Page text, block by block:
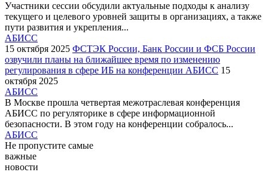
Участники сессии обсудили актуальные подходы к анализу
текущего и целевого уровней защиты в организациях, а также
пути развития и укрепления...
АБИСС
15 октября 2025 ФСТЭК России, Банк России и ФСБ России
озвучили планы на ближайшее время по изменению
регулирования в сфере ИБ на конференции АБИСС 15
октября 2025
АБИСС
В Москве прошла четвертая межотраслевая конференция
АБИСС по регуляторике в сфере информационной
безопасности. В этом году на конференции собралось...
АБИСС
Не пропустите самые
важные
новости